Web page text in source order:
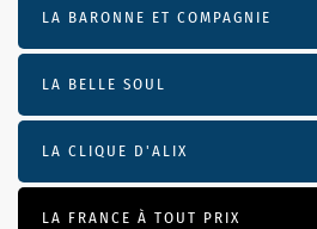
LA BARONNE ET COMPAGNIE
LA BELLE SOUL
LA CLIQUE D'ALIX
LA FRANCE À TOUT PRIX